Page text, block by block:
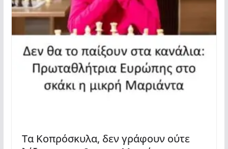
Τα Κοπρόσκυλα, δεν γράφουν ούτε